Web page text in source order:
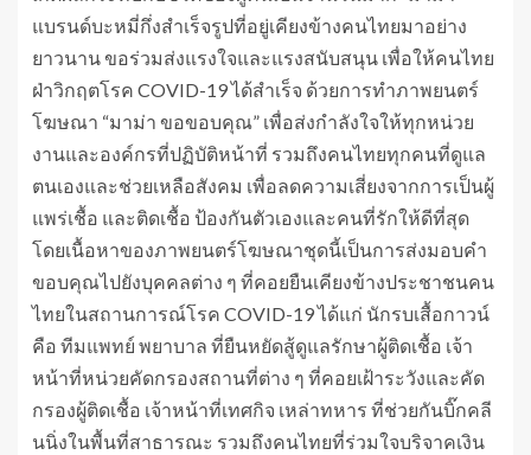
แบรนด์บะหมี่กึ่งสำเร็จรูปที่อยู่เคียงข้างคนไทยมาอย่าง
ยาวนาน ขอร่วมส่งแรงใจและแรงสนับสนุน เพื่อให้คนไทย
ฝ่าวิกฤตโรค COVID-19 ได้สำเร็จ ด้วยการทำภาพยนตร์
โฆษณา “มาม่า ขอขอบคุณ” เพื่อส่งกำลังใจให้ทุกหน่วย
งานและองค์กรที่ปฏิบัติหน้าที่ รวมถึงคนไทยทุกคนที่ดูแล
ตนเองและช่วยเหลือสังคม เพื่อลดความเสี่ยงจากการเป็นผู้
แพร่เชื้อ และติดเชื้อ ป้องกันตัวเองและคนที่รักให้ดีที่สุด
โดยเนื้อหาของภาพยนตร์โฆษณาชุดนี้เป็นการส่งมอบคำ
ขอบคุณไปยังบุคคลต่าง ๆ ที่คอยยืนเคียงข้างประชาชนคน
ไทยในสถานการณ์โรค COVID-19 ได้แก่ นักรบเสื้อกาวน์
คือ ทีมแพทย์ พยาบาล ที่ยืนหยัดสู้ดูแลรักษาผู้ติดเชื้อ เจ้า
หน้าที่หน่วยคัดกรองสถานที่ต่าง ๆ ที่คอยเฝ้าระวังและคัด
กรองผู้ติดเชื้อ เจ้าหน้าที่เทศกิจ เหล่าทหาร ที่ช่วยกันบิ๊กคลี
นนิ่งในพื้นที่สาธารณะ รวมถึงคนไทยที่ร่วมใจบริจาคเงิน